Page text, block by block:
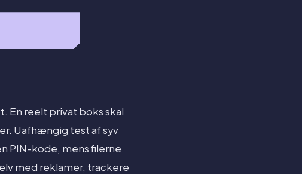
En reelt privat boks skal
Uafhængig test af syv
PIN-kode, mens filerne
med reklamer, trackere